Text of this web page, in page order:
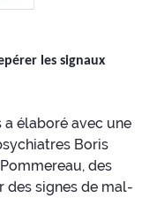
les signaux
a élaboré avec une
Boris
des
des signes de mal-